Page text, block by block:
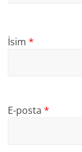
İsim*
E-posta*